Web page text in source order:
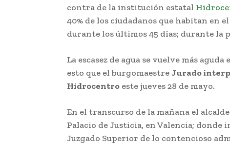
contra de la institución estatal
40% de los ciudadanos que habitan en
durante los últimos 45 días; durante la
La escasez de agua se vuelve más
esto que el burgomaestreJurado
Hidrocentro este jueves 28 de mayo.
En el transcurso de la mañana el
Palacio de Justicia, en Valencia;
Juzgado Superior de lo contencioso